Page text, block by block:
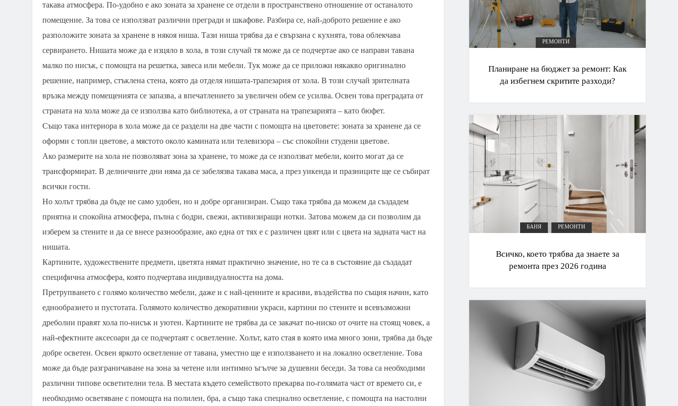
такава атмосфера. По-удобно е ако зоната за хранене се отдели в пространствено отношение от останалото
помещение. За това се използват различни прегради и шкафове. Разбира се, най-доброто решение е ако
разположите зоната за хранене в някоя ниша. Тази ниша трябва да е свързана с кухнята, това облекчава
сервирането. Нишата може да е изцяло в хола, в този случай тя може да се подчертае ако се направи тавана
малко по нисък, с помощта на решетка, завеса или мебели. Тук може да се приложи някакво оригинално
решение, например, стъклена стена, която да отделя нишата-трапезария от хола. В този случай зрителната
връзка между помещенията се запазва, а впечатлението за увеличен обем се усилва. Освен това преградата от
страната на хола може да се използва като библиотека, а от страната на трапезарията – като бюфет.
Също така интериора в хола може да се раздели на две части с помощта на цветовете: зоната за хранене да се
оформи с топли цветове, а мястото около камината или телевизора – със спокойни студени цветове.
Ако размерите на хола не позволяват зона за хранене, то може да се използват мебели, които могат да се
трансформират. В делничните дни няма да се забелязва такава маса, а през уикенда и празниците ще се събират
всички гости.
Но холът трябва да бъде не само удобен, но и добре организиран. Също така трябва да можем да създадем
приятна и спокойна атмосфера, пълна с бодри, свежи, активизиращи нотки. Затова можем да си позволим да
изберем за стените и да се внесе разнообразие, ако една от тях е с различен цвят или с цвета на задната част на
нишата.
Картините, художествените предмети, цветята нямат практично значение, но те са в състояние да създадат
специфична атмосфера, която подчертава индивидуалността на дома.
Претрупването с голямо количество мебели, даже и с най-ценните и красиви, въздейства по същия начин, като
еднообразието и пустотата. Голямото количество декоративни украси, картини по стените и всевъзможни
дреболии правят хола по-нисък и уютен. Картините не трябва да се закачат по-ниско от очите на стоящ човек, а
най-ефектните аксесоари да се подчертаят с осветление. Холът, като стая в която има много зони, трябва да бъде
добре осветен. Освен яркото осветление от тавана, уместно ще е използването и на локално осветление. Това
може да бъде разграничаване на зона за четене или интимно ъгълче за душевни беседи. За това са необходими
различни типове осветителни тела. В местата където семейството прекарва по-голямата част от времето си, е
необходимо осветяване с помощта на полилеи, бра, а също така специално осветление, с помощта на настолни
РЕМОНТИ
Планиране на бюджет за ремонт: Как
да избегнем скритите разходи?
БАНЯ РЕМОНТИ
Всичко, което трябва да знаете за
ремонта през 2026 година